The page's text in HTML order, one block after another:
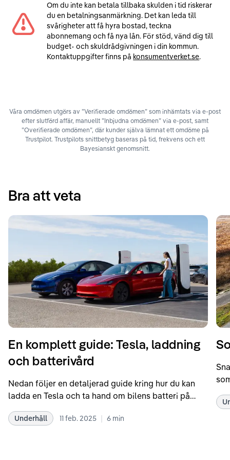
Om du inte kan betala tillbaka skulden i tid riskerar
du en betalningsanmärkning. Det kan leda till
svårigheter att få hyra bostad, teckna
abonnemang och få nya lån. För stöd, vänd dig till
budget- och skuldrådgivningen i din kommun.
Kontaktuppgifter finns på konsumentverket.se.
Våra omdömen utgörs av ”Verifierade omdömen” som inhämtats via e-post
efter slutförd affär, manuellt ”Inbjudna omdömen” via e-post, samt
”Overifierade omdömen”, där kunder själva lämnat ett omdöme på
Trustpilot. Trustpilots snittbetyg baseras på tid, frekvens och ett
Bayesianskt genomsnitt.
Bra att veta
En komplett guide: Tesla, laddning
och batterivård
Nedan följer en detaljerad guide kring hur du kan
ladda en Tesla och ta hand om bilens batteri på
rekommendationer samt våra egna erfarenheter
Underhåll 11 feb. 2025 | 6 min